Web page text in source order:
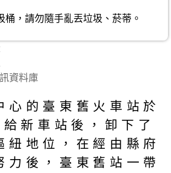
桶，請勿隨手亂丟垃圾、菸蒂。
資料庫
心的臺東舊火車站於
新車站後，卸下了
紐地位，在經由縣府
力後，臺東舊站一帶